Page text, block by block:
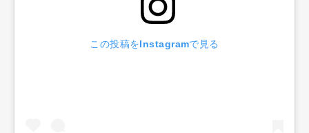
この投稿をInstagramで見る